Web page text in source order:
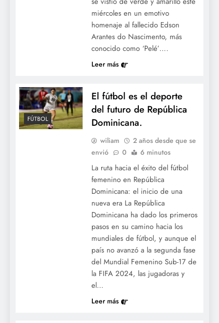
miércoles en un emotivo
homenaje al fallecido Edson
Arantes do Nascimento, más
conocido como ‘Pelé’….
Leer más
FÚTBOL
El fútbol es el deporte
del futuro de República
Dominicana.
wiliam
2 años desde que se
envió
0 6 minutos
La ruta hacia el éxito del fútbol
femenino en República
Dominicana: el inicio de una
nueva era La República
Dominicana ha dado los primeros
pasos en su camino hacia los
mundiales de fútbol, y aunque el
país no avanzó a la segunda fase
del Mundial Femenino Sub-17 de
la FIFA 2024, las jugadoras y
el…
Leer más